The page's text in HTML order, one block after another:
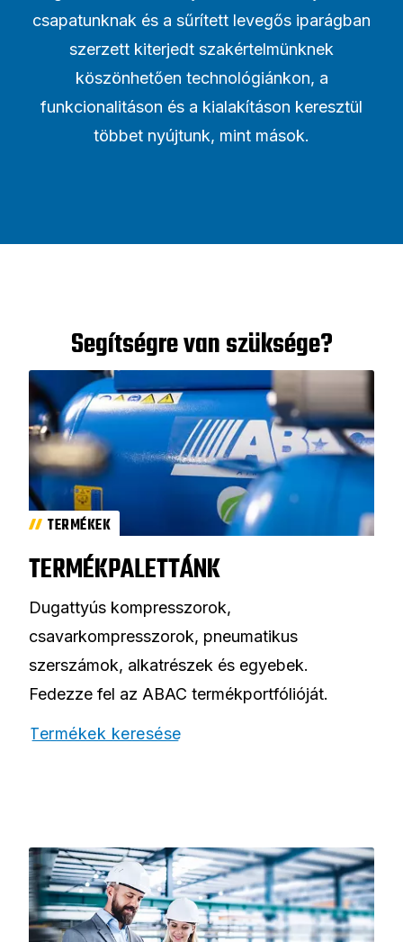
csapatunknak és a sűrített levegős iparágban
szerzett kiterjedt szakértelmünknek
köszönhetően technológiánkon, a
funkcionalitáson és a kialakításon keresztül
többet nyújtunk, mint mások.
Segítségre van szüksége?
TERMÉKEK
TERMÉKPALETTÁNK
Dugattyús kompresszorok,
csavarkompresszorok, pneumatikus
szerszámok, alkatrészek és egyebek.
Fedezze fel az ABAC termékportfólióját.
Termékek keresése